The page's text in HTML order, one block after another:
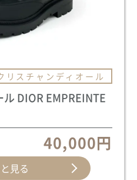
リスチャンディオール
DIOR EMPREINTE
40,000円
見る